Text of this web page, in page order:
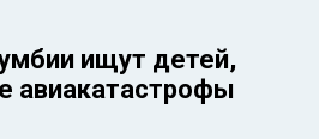
ищут детей,
авиакатастрофы